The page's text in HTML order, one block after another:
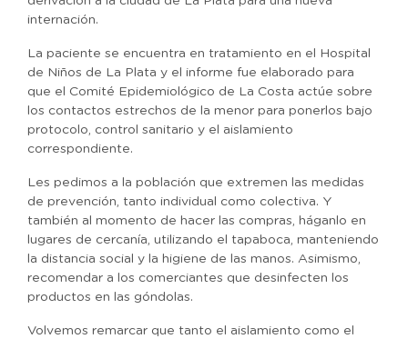
internación.
La paciente se encuentra en tratamiento en el Hospital
de Niños de La Plata y el informe fue elaborado para
que el Comité Epidemiológico de La Costa actúe sobre
los contactos estrechos de la menor para ponerlos bajo
protocolo, control sanitario y el aislamiento
correspondiente.
Les pedimos a la población que extremen las medidas
de prevención, tanto individual como colectiva. Y
también al momento de hacer las compras, háganlo en
lugares de cercanía, utilizando el tapaboca, manteniendo
la distancia social y la higiene de las manos. Asimismo,
recomendar a los comerciantes que desinfecten los
productos en las góndolas.
Volvemos remarcar que tanto el aislamiento como el